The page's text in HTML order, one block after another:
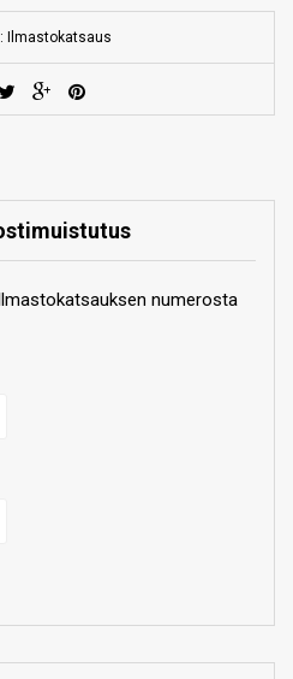
Ilmastokatsaus
numerosta